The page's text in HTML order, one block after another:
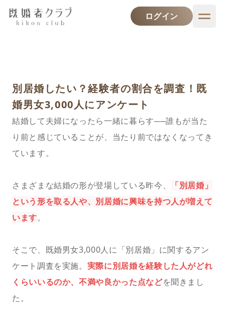
ログイン
別居婚したい？経験者の割合を調査！既
婚男女3,000人にアンケート
結婚して夫婦になったら一緒に暮らす──誰もが当た
り前と感じていることが、当たり前ではなくなってき
ています。
さまざまな結婚の形が登場している昨今、
「別居婚」
という形を取る人や、別居婚に興味を持つ人が増えて
います。
そこで、既婚男女3,000人に「別居婚」に関するアン
ケート調査を実施。 実際に別居婚を経験した人がどれ
くらいいるのか、不満や良かった点などを聞きまし
た。